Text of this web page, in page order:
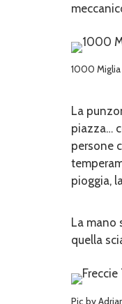
1000 Miglia
La
piazza…
persone
pioggia,
La mano
quella
Pic by